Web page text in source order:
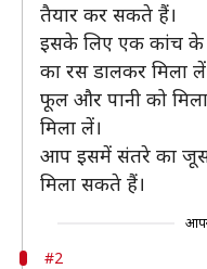
तैयार कर सकते हैं।
इसके लिए एक कांच के
का रस डालकर मिला
फूल और पानी को
मिला लें।
आप इसमें संतरे का
मिला सकते हैं।
#2